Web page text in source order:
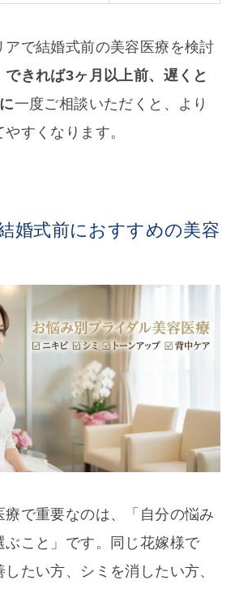
アで結婚式前の美容医療を検討
できれば3ヶ月以上前、遅くと
一度ご相談いただくと、より
すくなります。
婚式前におすすめの美容
で重要なのは、「自分の悩み
ぶこと」です。同じ花嫁様で
たい方、シミを消したい方、